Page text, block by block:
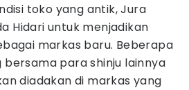
toko yang antik, Jura
Hidari untuk menjadikan
markas baru. Beberapa
para shinju lainnya
diadakan di markas yang